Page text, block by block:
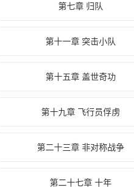
第七章 归队
第十一章 突击小队
第十五章 盖世奇功
第十九章 飞行员俘虏
第二十三章 非对称战争
第二十七章 十年